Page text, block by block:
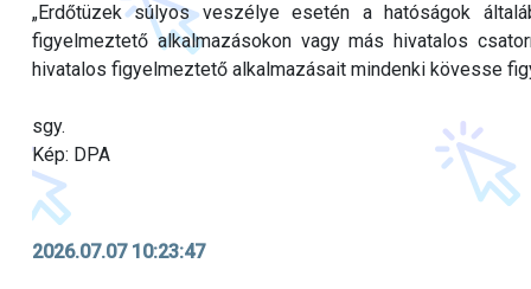
„Erdőtüzek súlyos veszélye esetén a hatóságok
figyelmeztető alkalmazásokon vagy más hivatalos
hivatalos figyelmeztető alkalmazásait mindenki kövesse
sgy.
Kép: DPA
2026.07.07 10:23:47